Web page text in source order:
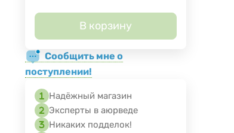
В корзину
Сообщить мне о
поступлении!
Надёжный магазин
Эксперты в аюрведе
Никаких подделок!